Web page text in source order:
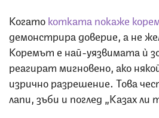
Когатокотката покаже
демонстрира доверие, а не
Коремът е най-уязвимата ѝ
реагират мигновено, ако
изрично разрешение. Това
лапи, зъби и поглед „Казах ли